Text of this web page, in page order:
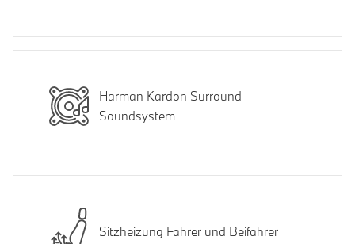
Harman Kardon Surround
Soundsystem
Sitzheizung Fahrer und Beifahrer